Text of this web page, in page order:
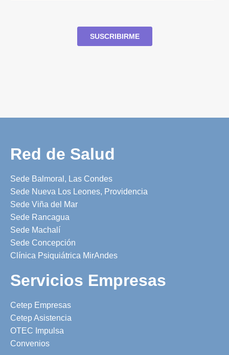
Red de Salud
Sede Balmoral, Las Condes
Sede Nueva Los Leones, Providencia
Sede Viña del Mar
Sede Rancagua
Sede Machalí
Sede Concepción
Clínica Psiquiátrica MirAndes
Servicios Empresas
Cetep Empresas
Cetep Asistencia
OTEC Impulsa
Convenios